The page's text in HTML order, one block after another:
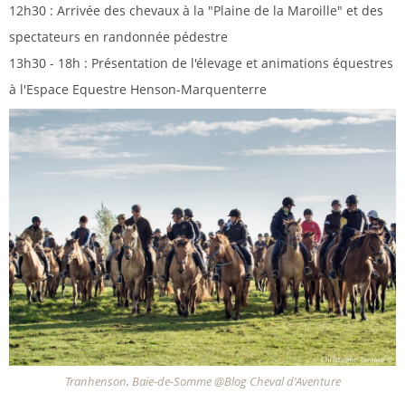
12h30 : Arrivée des chevaux à la "Plaine de la Maroille" et des
spectateurs en randonnée pédestre
13h30 - 18h : Présentation de l'élevage et animations équestres
à l'Espace Equestre Henson-Marquenterre
Tranhenson, Baie-de-Somme @Blog Cheval d'Aventure